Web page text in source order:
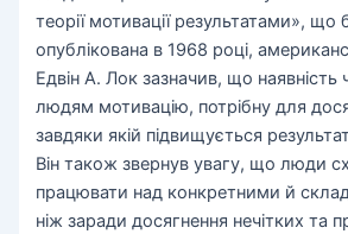
теорії мотивації результатами», що
опублікована в 1968 році,
Едвін А. Лок зазначив, що наявність
людям мотивацію, потрібну для
завдяки якій підвищується
Він також звернув увагу, що люди
працювати над конкретними й
ніж заради досягнення нечітких та